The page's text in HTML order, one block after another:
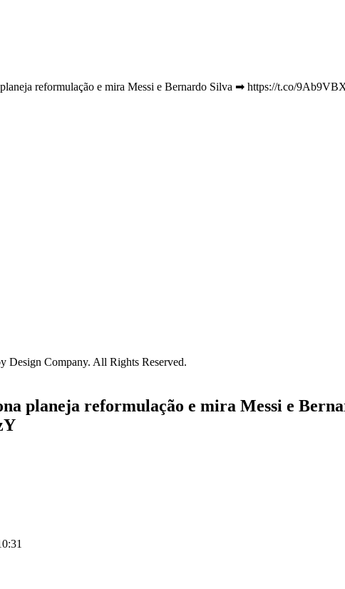
reformulação e mira Messi e Bernardo Silva ➡ https://t.co/
Company. All Rights Reserved.
planeja reformulação e mira Messi e